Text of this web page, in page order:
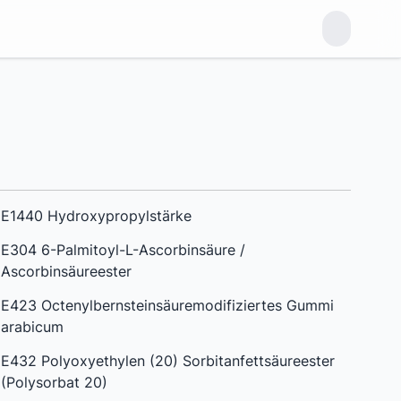
E1440 Hydroxypropylstärke
E304 6-Palmitoyl-L-Ascorbinsäure /
Ascorbinsäureester
E423 Octenylbernsteinsäuremodifiziertes Gummi
arabicum
E432 Polyoxyethylen (20) Sorbitanfettsäureester
(Polysorbat 20)